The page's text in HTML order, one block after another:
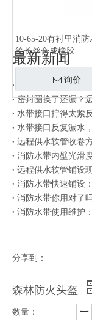
10-65-20有衬里消
纶长丝合成橡胶
询价
最新新闻
同一批水带有的用
密封圈换了还漏？
水带接口拧得太紧
水带接口反复漏水
远程供水软管收卷
消防水带内壁光滑
远程供水软管铺设
消防水带快速铺设
消防水带你用对了
消防水带使用维护
分享到：
森林防火头盔
数量：